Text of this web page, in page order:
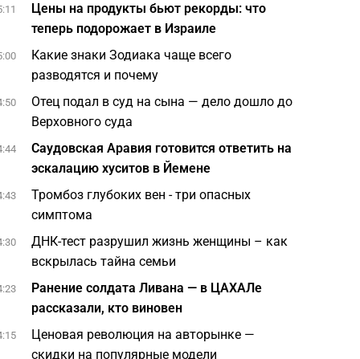
Цены на продукты бьют рекорды: что
теперь подорожает в Израиле
Какие знаки Зодиака чаще всего
разводятся и почему
Отец подал в суд на сына — дело дошло до
Верховного суда
Саудовская Аравия готовится ответить на
эскалацию хуситов в Йемене
Тромбоз глубоких вен - три опасных
симптома
ДНК-тест разрушил жизнь женщины – как
вскрылась тайна семьи
Ранение солдата Ливана — в ЦАХАЛе
рассказали, кто виновен
Ценовая революция на авторынке —
скидки на популярные модели